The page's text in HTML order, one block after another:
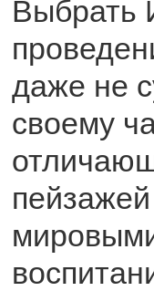
Выбрать
даже не
своему